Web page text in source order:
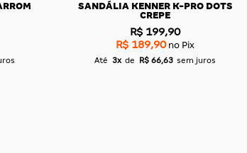
PRO
SANDÁLIA KENNER KIVAH LINE CINZA
R$ 189,90
R$ 180,40no Pix
Até 3x de R$ 63,30 sem juros